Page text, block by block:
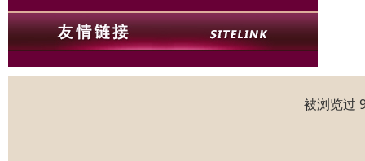
被浏览过